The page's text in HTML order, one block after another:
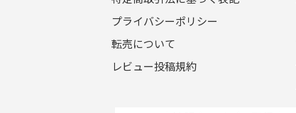
プライバシーポリシー
転売について
レビュー投稿規約